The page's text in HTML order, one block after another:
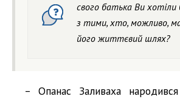
свого батька Ви хотіли
з тими, хто, можливо,
його життєвий шлях?
– Опанас Заливаха